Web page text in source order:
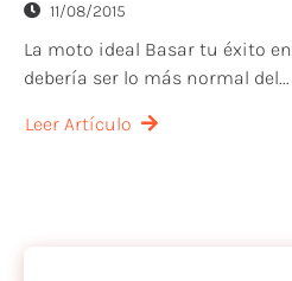
11/08/2015
La moto ideal Basar tu éxito
debería ser lo más normal del...
Leer Artículo